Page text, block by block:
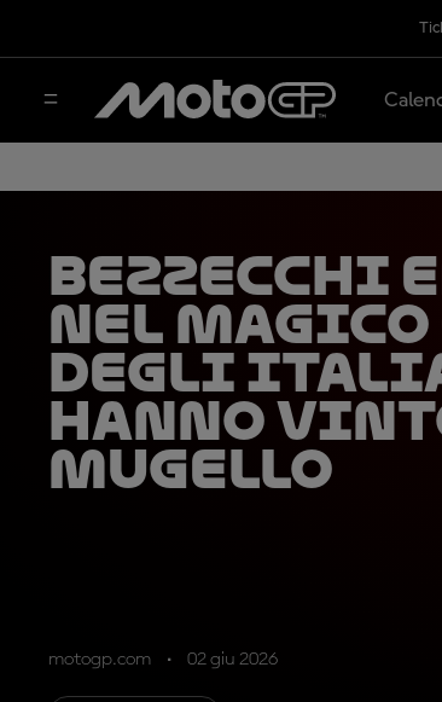
Bezzecchi
nel magico
degli
hanno
Mugello
motogp.com 02 giu 2026